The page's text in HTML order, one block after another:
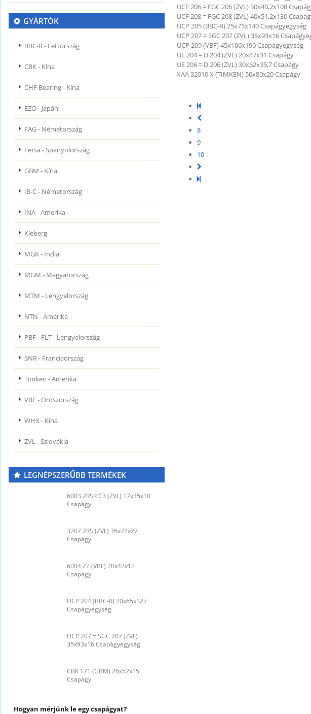
UCF 206 = FGC 206 (ZVL) 30x40,2x108
UCF 208 = FGC 208 (ZVL) 40x51,2x130
UCP 205 (BBC-R) 25x71x140 Csapágyegység
UCP 207 = SGC 207 (ZVL) 35x93x16
UCP 209 (VBF) 45x106x190 Csapágyegység
UE 204 = D 204 (ZVL) 20x47x31 Csapágy
UE 206 = D 206 (ZVL) 30x62x35,7 Csapágy
XAA 32010 X (TIMKEN) 50x80x20 Csapágy
8
9
10
GYÁRTÓK
BBC-R - Lettország
CBK - Kína
CHF Bearing - Kína
EZO - Japán
FAG - Németország
Fersa - Spanyolország
GBM - Kína
IB-C - Németország
INA - Amerika
Kleberg
MGK - India
MGM - Magyarország
MTM - Lengyelország
NTN - Amerika
PBF - FLT - Lengyelország
SNR - Franciaország
Timken - Amerika
VBF - Oroszország
WHX - Kína
ZVL - Szlovákia
LEGNÉPSZERŰBB TERMÉKEK
6003 2RSR C3 (ZVL) 17x35x10
Csapágy
3207 2RS (ZVL) 35x72x27
Csapágy
6004 ZZ (VBF) 20x42x12
Csapágy
UCP 204 (BBC-R) 20x65x127
Csapágyegység
UCP 207 = SGC 207 (ZVL)
35x93x16 Csapágyegység
CBK 171 (GBM) 26x52x15
Csapágy
Hogyan mérjünk le egy csapágyat?